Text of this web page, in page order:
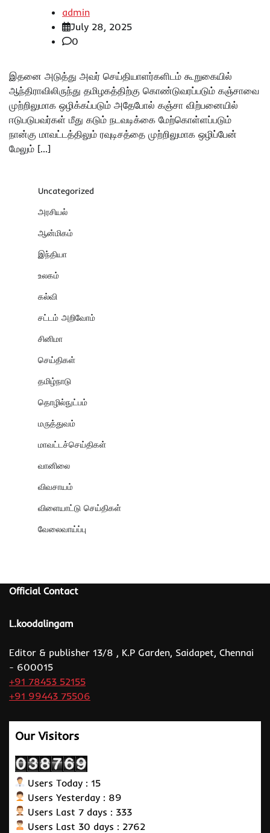
admin
July 28, 2025
0
இதனை அடுத்து அவர் செய்தியாளர்களிடம் கூறுகையில்
ஆந்திராவிலிருந்து தமிழகத்திற்கு கொண்டுவரப்படும் கஞ்சாவை
முற்றிலுமாக ஒழிக்கப்படும் அதேபோல் கஞ்சா விற்பனையில்
ஈடுபடுபவர்கள் மீது கடும் நடவடிக்கை மேற்கொள்ளப்படும்
நான்கு மாவட்டத்திலும் ரவுடிசத்தை முற்றிலுமாக ஒழிப்பேன்
மேலும் […]
Uncategorized
அரசியல்
ஆன்மிகம்
இந்தியா
உலகம்
கல்வி
சட்டம் அறிவோம்
சினிமா
செய்திகள்
தமிழ்நாடு
தொழில்நுட்பம்
மருத்துவம்
மாவட்டச்செய்திகள்
வானிலை
விவசாயம்
விளையாட்டு செய்திகள்
வேலைவாய்ப்பு
Official Contact
L.koodalingam
Editor & publisher 13/8 , K.P Garden, Saidapet, Chennai
- 600015
+91 78453 52155
+91 99443 75506
Our Visitors
Users Today : 15
Users Yesterday : 89
Users Last 7 days : 333
Users Last 30 days : 2762